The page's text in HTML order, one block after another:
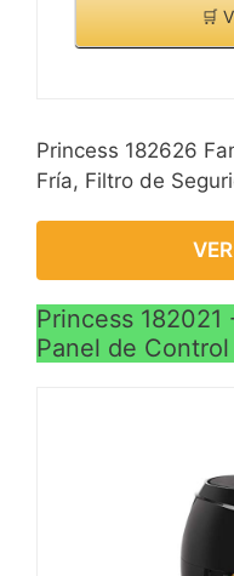
🛒
Princess 182626
Fría, Filtro de
Princess
Panel de Control